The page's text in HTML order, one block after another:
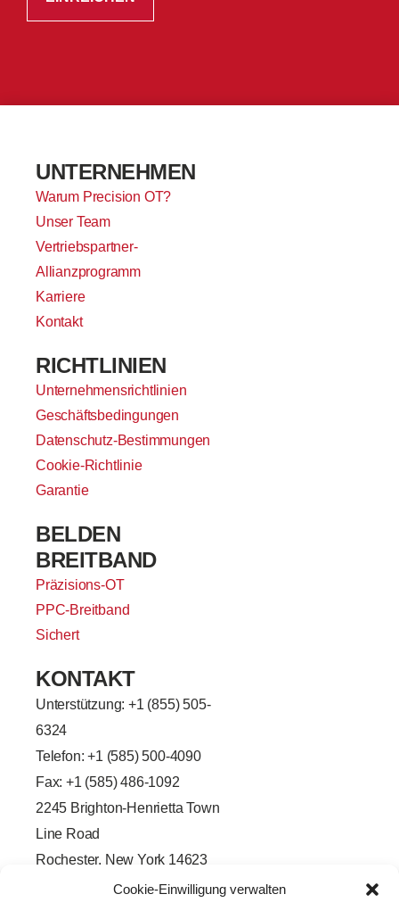
Cookie-Einwilligung verwalten
UNTERNEHMEN
Warum Precision OT?
Unser Team
Vertriebspartner-
Allianzprogramm
Karriere
Kontakt
RICHTLINIEN
Unternehmensrichtlinien
Geschäftsbedingungen
Datenschutz-Bestimmungen
Cookie-Richtlinie
Garantie
BELDEN
BREITBAND
Präzisions-OT
PPC-Breitband
Sichert
KONTAKT
Unterstützung: +1 (855) 505-
6324
Telefon: +1 (585) 500-4090
Fax: +1 (585) 486-1092
2245 Brighton-Henrietta Town
Line Road
Rochester, New York 14623
w
o